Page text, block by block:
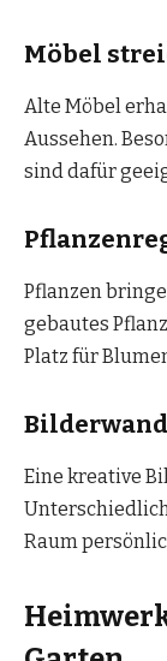
Möbel
Alte Möbel
Aussehen.
sind dafür
Pflanzen
gebautes
Platz für
Eine kreative
Raum